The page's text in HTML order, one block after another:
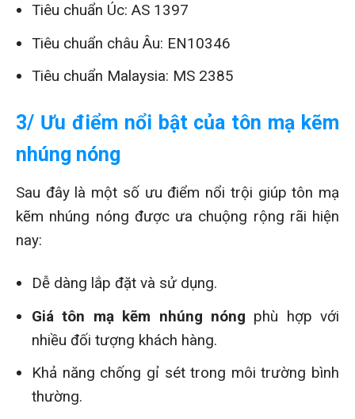
Tiêu chuẩn Úc: AS 1397
Tiêu chuẩn châu Âu: EN10346
Tiêu chuẩn Malaysia: MS 2385
3/ Ưu điểm nổi bật của tôn mạ kẽm
nhúng nóng
Sau đây là một số ưu điểm nổi trội giúp tôn mạ
kẽm nhúng nóng được ưa chuộng rộng rãi hiện
nay:
Dễ dàng lắp đặt và sử dụng.
Giá tôn mạ kẽm nhúng nóng phù hợp với
nhiều đối tượng khách hàng.
Khả năng chống gỉ sét trong môi trường bình
thường.